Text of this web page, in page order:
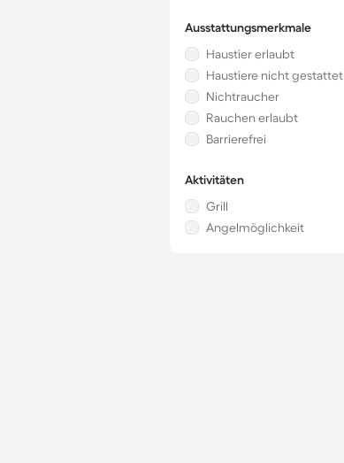
Ausstattungsmerkmale
Haustier erlaubt
Haustiere nicht gestattet
Nichtraucher
Rauchen erlaubt
Barrierefrei
Aktivitäten
Grill
Angelmöglichkeit